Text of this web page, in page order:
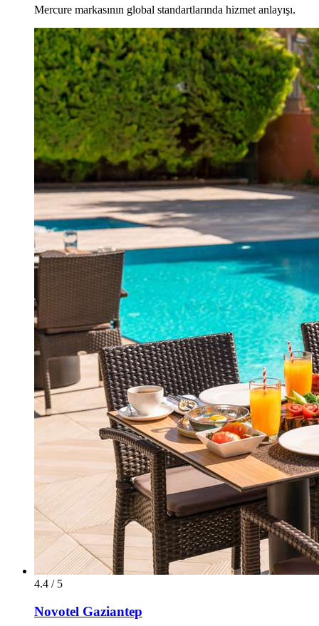
Mercure markasının global standartlarında hizmet anlayışı.
4.4 / 5
Novotel Gaziantep